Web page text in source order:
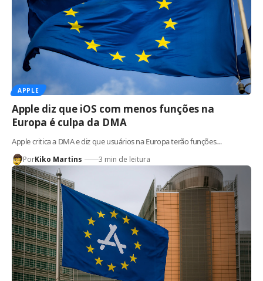
APPLE
Apple diz que iOS com menos funções na
Europa é culpa da DMA
Apple critica a DMA e diz que usuários na Europa terão funções…
PorKiko Martins 3 min de leitura